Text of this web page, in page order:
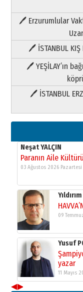
🖊 Erzurumlular
🖊 İSTANBUL KIŞ
🖊 YEŞİLAY’ın
🖊 İSTANBUL
Neşat YALÇIN
Paranın Aile
03 Ağustos 2026 Pazartesi
09
Yusuf
Neşat YALÇIN
Paranın Aile
Yusuf
yazar
11 Mayıs
◀▶